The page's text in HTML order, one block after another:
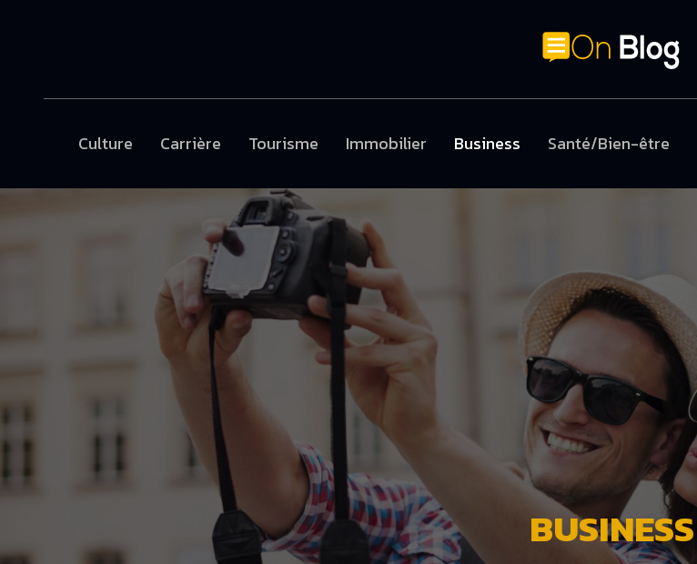
Culture Carrière Tourisme Immobilier Business Santé/Bien-être
BUSINESS